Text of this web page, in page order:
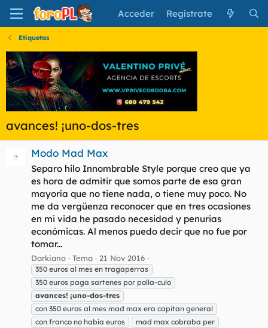
Acceder Regístrate
Etiquetas
avances! ¡uno-dos-tres
Modo Mad Max
Separo hilo Innombrable Style porque creo que ya
es hora de admitir que somos parte de esa gran
mayoría que no tiene nada, o tiene muy poco. No
me da vergüenza reconocer que en tres ocasiones
en mi vida he pasado necesidad y penurias
económicas. Al menos puedo decir que no fue por
tomar...
Darkiano Tema 21 Nov 2016
350 euros al mes en tragaperras
350 euros paga sartenes por polla-culo
avances! ¡uno-dos-tres
con 350 euros al mes mad max era capitan general
con franco no había euros
mad max cobraba per